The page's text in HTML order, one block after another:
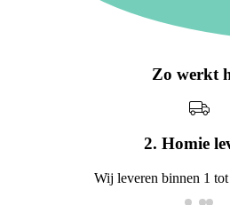
Zo werkt
3. Vaste
Betaal maandelijks een vast